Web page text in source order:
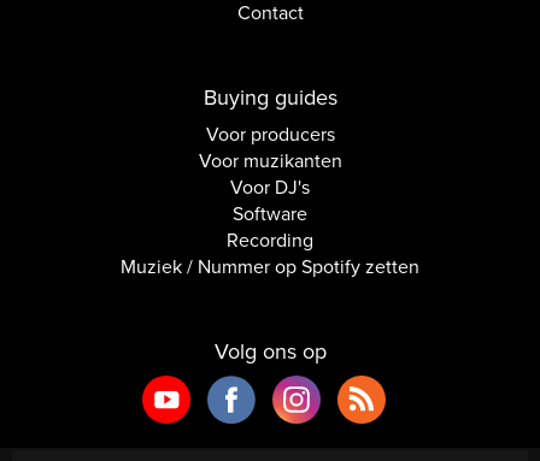
Contact
Buying guides
Voor producers
Voor muzikanten
Voor DJ's
Software
Recording
Muziek / Nummer op Spotify zetten
Volg ons op